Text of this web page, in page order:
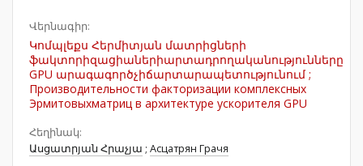
Վերնագիր:
Կոմպլեքս Հերմիտյան մատրիցների
ֆակտորիզացիաներիարտադրողականությունները
GPU արագագործչիճարտարապետությունում ;
Производительности факторизации комплексных
Эрмитовыхматриц в архитектуре ускорителя GPU
Հեղինակ:
Ասցատրյան Հրաչյա ; Асцатрян Грачя